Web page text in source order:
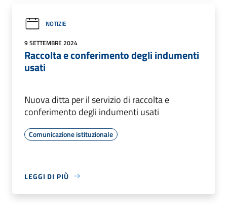
NOTIZIE
9 SETTEMBRE 2024
Raccolta e conferimento degli indumenti
usati
Nuova ditta per il servizio di raccolta e
conferimento degli indumenti usati
Comunicazione istituzionale
LEGGI DI PIÙ